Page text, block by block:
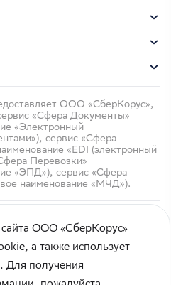
ООО «СберКорус»,
«Сфера Документы»
«Электронный
сервис «Сфера
«EDI (электронный
Перевозки»
«ЭПД»), сервис «Сфера
наименование «МЧД»).
ООО «СберКорус»
а также использует
Для получения